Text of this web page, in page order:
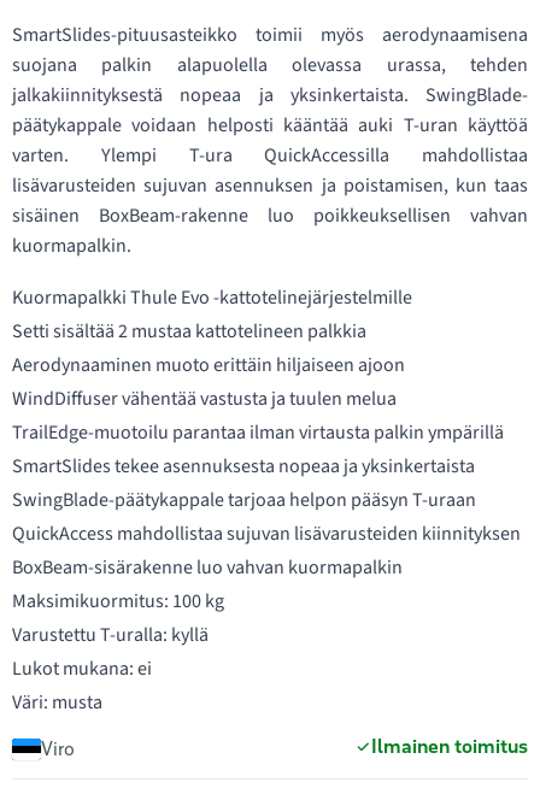
SmartSlides-pituusasteikko toimii myös aerodynaamisena
suojana palkin alapuolella olevassa urassa, tehden
jalkakiinnityksestä nopeaa ja yksinkertaista. SwingBlade-
päätykappale voidaan helposti kääntää auki T-uran käyttöä
varten. Ylempi T-ura QuickAccessilla mahdollistaa
lisävarusteiden sujuvan asennuksen ja poistamisen, kun taas
sisäinen BoxBeam-rakenne luo poikkeuksellisen vahvan
kuormapalkin.
Kuormapalkki Thule Evo -kattotelinejärjestelmille
Setti sisältää 2 mustaa kattotelineen palkkia
Aerodynaaminen muoto erittäin hiljaiseen ajoon
WindDiffuser vähentää vastusta ja tuulen melua
TrailEdge-muotoilu parantaa ilman virtausta palkin ympärillä
SmartSlides tekee asennuksesta nopeaa ja yksinkertaista
SwingBlade-päätykappale tarjoaa helpon pääsyn T-uraan
QuickAccess mahdollistaa sujuvan lisävarusteiden kiinnityksen
BoxBeam-sisärakenne luo vahvan kuormapalkin
Maksimikuormitus: 100 kg
Varustettu T-uralla: kyllä
Lukot mukana: ei
Väri: musta
Viro Ilmainen toimitus